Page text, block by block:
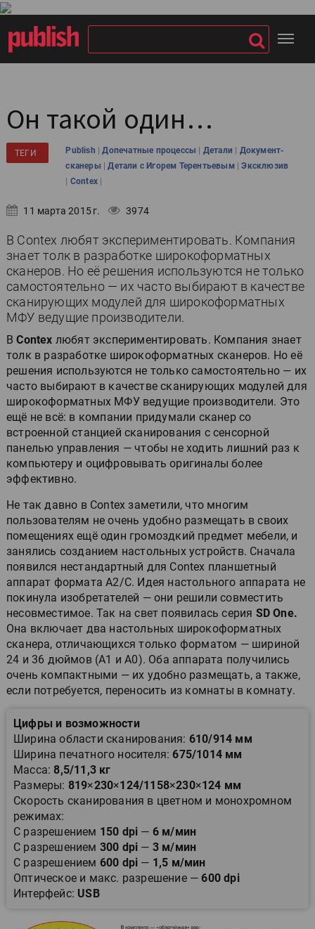
Он такой один…
ТЕГИ Publish |Допечатные процессы | Детали | Документ-
сканеры |Детали с Игорем Терентьевым |Эксклюзив
| Contex |
11 марта 2015 г. 3974
В Contex любят экспериментировать. Компания
знает толк в разработке широкоформатных
сканеров. Но её решения используются не только
самостоятельно — их часто выбирают в качестве
сканирующих модулей для широкоформатных
МФУ ведущие производители.
ВContex любят экспериментировать. Компания знает
толк в разработке широкоформатных сканеров. Но её
решения используются не только самостоятельно — их
часто выбирают в качестве сканирующих модулей для
широкоформатных МФУ ведущие производители. Это
ещё не всё: в компании придумали сканер со
встроенной станцией сканирования с сенсорной
панелью управления — чтобы не ходить лишний раз к
компьютеру и оцифровывать оригиналы более
эффективно.
Не так давно в Contex заметили, что многим
пользователям не очень удобно размещать в своих
помещениях ещё один громоздкий предмет мебели, и
занялись созданием настольных устройств. Сначала
появился нестандартный для Contex планшетный
аппарат формата А2/C. Идея настольного аппарата не
покинула изобретателей — они решили совместить
несовместимое. Так на свет появилась серия SD One.
Она включает два настольных широкоформатных
сканера, отличающихся только форматом — шириной
24 и 36 дюймов (А1 и А0). Оба аппарата получились
очень компактными — их удобно размещать, а также,
если потребуется, переносить из комнаты в комнату.
Цифры и возможности
Ширина области сканирования: 610/914 мм
Ширина печатного носителя:675/1014 мм
Масса:8,5/11,3 кг
Размеры: 819×230×124/1158×230×124 мм
Скорость сканирования в цветном и монохромном
режимах:
С разрешением 150 dpi — 6 м/мин
С разрешением 300 dpi — 3 м/мин
С разрешением 600 dpi — 1,5 м/мин
Оптическое и макс. разрешение —600 dpi
Интерфейс: USB